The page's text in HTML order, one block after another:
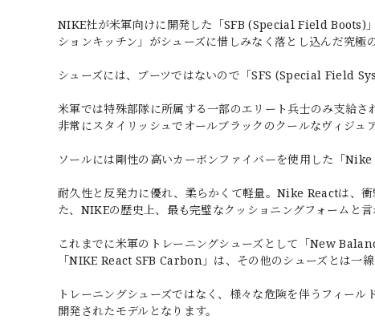
NIKE社が米軍向けに開発した「SFB (Special Field Boots)
ションキッチン」がシューズに惜しみなく落とし込んだ究極
シューズには、ブーツではないので「SFS (Special Field
米軍では特殊部隊に所属する一部のエリート兵士のみ支給さ
非常にスタイリッシュでオールブラックのクールなヴィジュ
ソールには剛性の高いカーボンファイバーを使用した「
耐久性と反発力に優れ、柔らかくて軽量。Nike Reactは、
た、NIKEの歴史上、最も完璧なクッショニングフォームと言
これまでに米軍のトレーニングシューズとして「New
「NIKE React SFB Carbon」は、その他のシューズとは一
トレーニングシューズではなく、様々な危険を伴うフィー
開発されたモデルとなります。